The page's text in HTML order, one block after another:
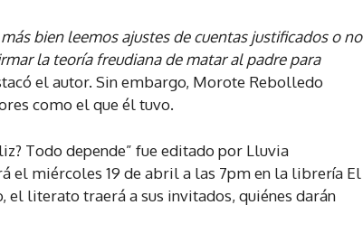
bien leemos ajustes de cuentas justificados o no
la teoría freudiana de matar al padre para
el autor. Sin embargo, Morote Rebolledo
como el que él tuvo.
Todo depende” fue editado por Lluvia
el miércoles 19 de abril a las 7pm en la librería El
literato traerá a sus invitados, quiénes darán